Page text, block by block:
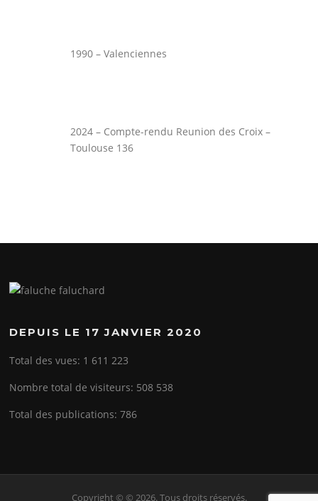
1990 – Valenciennes
2024 – Compte-rendu Reunion des Croix –
Toulouse 136
DEPUIS LE 17 JANVIER 2020
Total des vues: 1 611 223
Nombre total de visiteurs: 508 538
Total des publications:786
Copyright © © 2026. Tous droits réservés.